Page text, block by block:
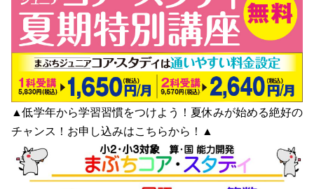
▲低学年から学習習慣をつけよう！夏休みが始める絶好の
チャンス！お申し込みはこちらから！▲